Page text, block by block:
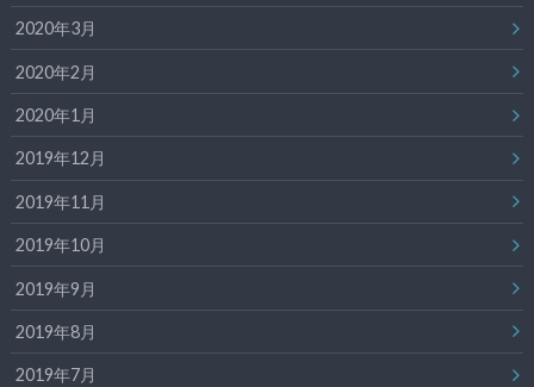
2020年3月
2020年2月
2020年1月
2019年12月
2019年11月
2019年10月
2019年9月
2019年8月
2019年7月